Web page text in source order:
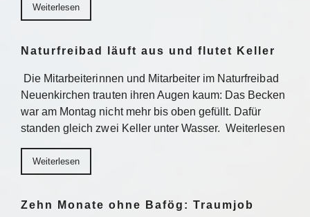
Weiterlesen
Naturfreibad läuft aus und flutet Keller
Die Mitarbeiterinnen und Mitarbeiter im Naturfreibad
Neuenkirchen trauten ihren Augen kaum: Das Becken
war am Montag nicht mehr bis oben gefüllt. Dafür
standen gleich zwei Keller unter Wasser. Weiterlesen
Weiterlesen
Zehn Monate ohne Bafög: Traumjob